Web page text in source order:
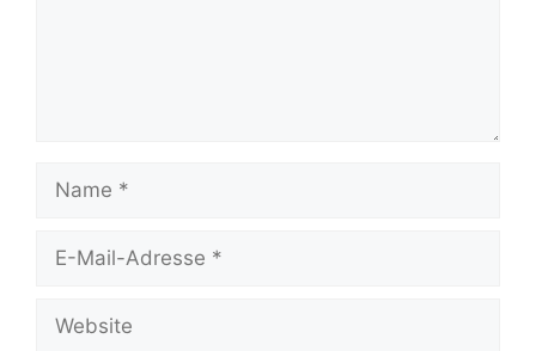
Name
Website